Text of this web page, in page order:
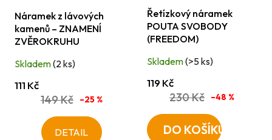
Náramek z lávových
kamenů – ZNAMENÍ
ZVĚROKRUHU
Skladem(2 ks)
111 Kč
149 Kč –25 %
DETAIL
Řetízkový náramek
POUTA SVOBODY
(FREEDOM)
Skladem(>5 ks)
119 Kč
230 Kč –48 %
DO KOŠÍKU